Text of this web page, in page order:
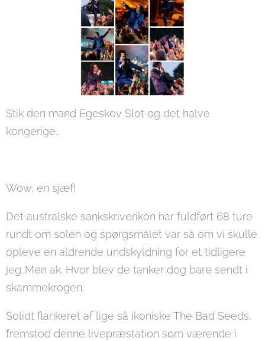
Stik den mand Egeskov Slot og det halve
kongerige..
Wow, en sjæf!
Det australske sankskriverikon har fuldført 68 ture
rundt om solen og spørgsmålet var så om vi skulle
opleve en aldrende undskyldning for et tidligere
jeg..Men ak. Hvor blev de tanker dog bare sendt i
skammekrogen.
Solidt flankeret af lige så ikoniske The Bad Seeds,
fremstod denne livepræstation som værende i